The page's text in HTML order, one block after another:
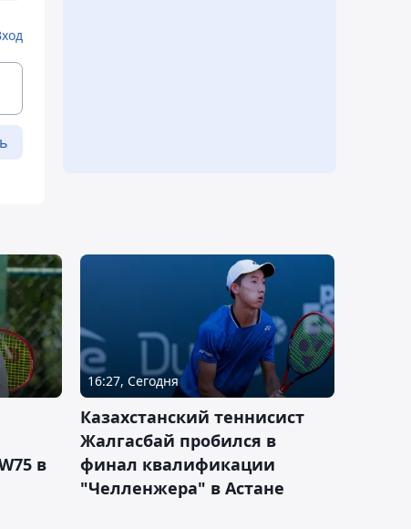
в
16:27, Сегодня
Казахстанский теннисист
Жалгасбай пробился в
финал квалификации
"Челленжера" в Астане